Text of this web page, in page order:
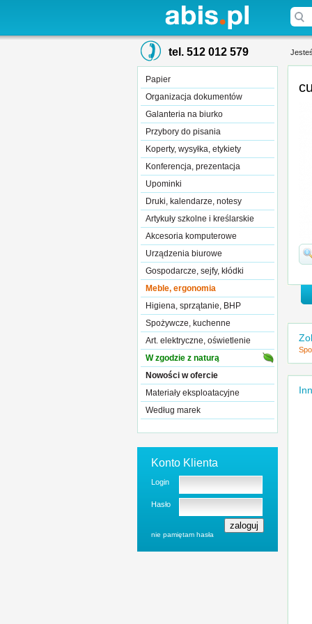
tel. 512 012 579
Papier
Organizacja dokumentów
Galanteria na biurko
Przybory do pisania
Koperty, wysyłka, etykiety
Konferencja, prezentacja
Upominki
Druki, kalendarze, notesy
Artykuły szkolne i kreślarskie
Akcesoria komputerowe
Urządzenia biurowe
Gospodarcze, sejfy, kłódki
Meble, ergonomia
Higiena, sprzątanie, BHP
Spożywcze, kuchenne
Art. elektryczne, oświetlenie
W zgodzie z naturą
Nowości w ofercie
Materiały eksploatacyjne
Według marek
Konto Klienta
Login
Hasło
nie pamiętam hasła